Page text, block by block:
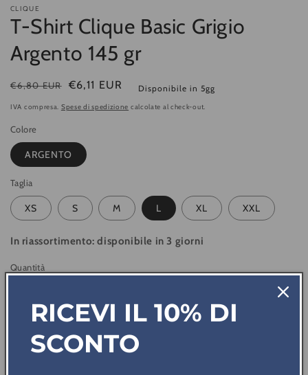
CLIQUE
T-Shirt Clique Basic Grigio
Argento 145 gr
Prezzo
di
€6,80 EUR
Prezzo
di
€6,11 EUR Disponibile in 5gg
IVA compresa. Spese di spedizione calcolate al check-out.
Colore
ARGENTO
Taglia
XS S M L XL XXL
In riassortimento: disponibile in 3 giorni
Quantità
quantità
T-
Shirt
quantità
T-
Shirt
Disponibile in 5gg
RICEVI IL 10% DI
SCONTO